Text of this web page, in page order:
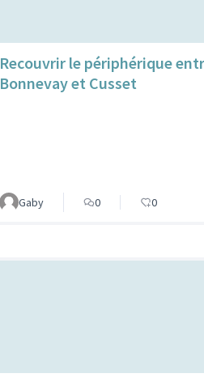
Recouvrir le périphérique
Bonnevay et Cusset
Gaby 0 0